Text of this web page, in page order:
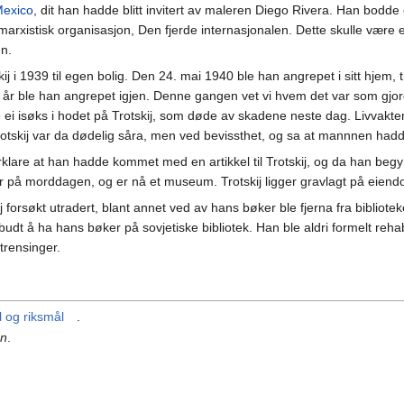
, dit han hadde blitt invitert av maleren Diego Rivera. Han
organisasjon, Den fjerde internasjonalen. Dette skulle være
i 1939 til egen bolig. Den 24. mai 1940 ble han angrepet i sitt hjem,
ble han angrepet igjen. Denne gangen vet vi hvem det var som
isøks i hodet på Trotskij, som døde av skadene neste dag.
var da dødelig såra, men ved bevissthet, og sa at mannnen
at han hadde kommet med en artikkel til Trotskij, og da han
morddagen, og er nå et museum. Trotskij ligger gravlagt på
forsøkt utradert, blant annet ved av hans bøker ble fjerna fra
å ha hans bøker på sovjetiske bibliotek. Han ble aldri formelt
og riksmål